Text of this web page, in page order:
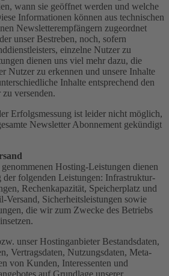
wann sie geöffnet werden und welche
Informationen können aus technischen
Newsletterempfängern zugeordnet
unser Bestreben, noch, sofern
einzelne Nutzer zu
dienen uns viel mehr dazu, die
Nutzer zu erkennen und unsere Inhalte
Inhalte entsprechend den
zu versenden.
Erfolgsmessung ist leider nicht möglich,
Newsletter Abonnement gekündigt
Hosting-Leistungen dienen
folgenden Leistungen: Infrastruktur-
Rechenkapazität, Speicherplatz und
Versand, Sicherheitsleistungen sowie
die wir zum Zwecke des Betriebs
unser Hostinganbieter Bestandsdaten,
Vertragsdaten, Nutzungsdaten, Meta-
von Kunden, Interessenten und
auf Grundlage unserer